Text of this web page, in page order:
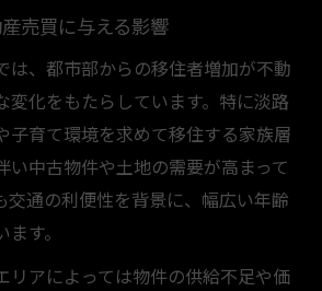
売買に与える影響
は、都市部からの移住者増加が不動
変化をもたらしています。特に淡路
子育て環境を求めて移住する家族層
い中古物件や土地の需要が高まって
交通の利便性を背景に、幅広い年齢
す。
リアによっては物件の供給不足や価